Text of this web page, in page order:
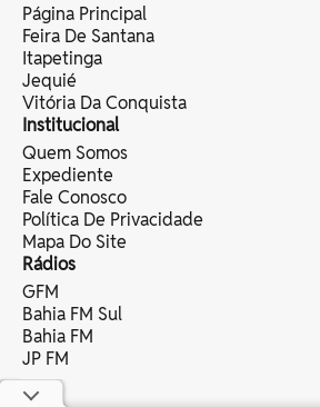
Página Principal
Feira De Santana
Itapetinga
Jequié
Vitória Da Conquista
Institucional
Quem Somos
Expediente
Fale Conosco
Política De Privacidade
Mapa Do Site
Rádios
GFM
Bahia FM Sul
Bahia FM
JP FM